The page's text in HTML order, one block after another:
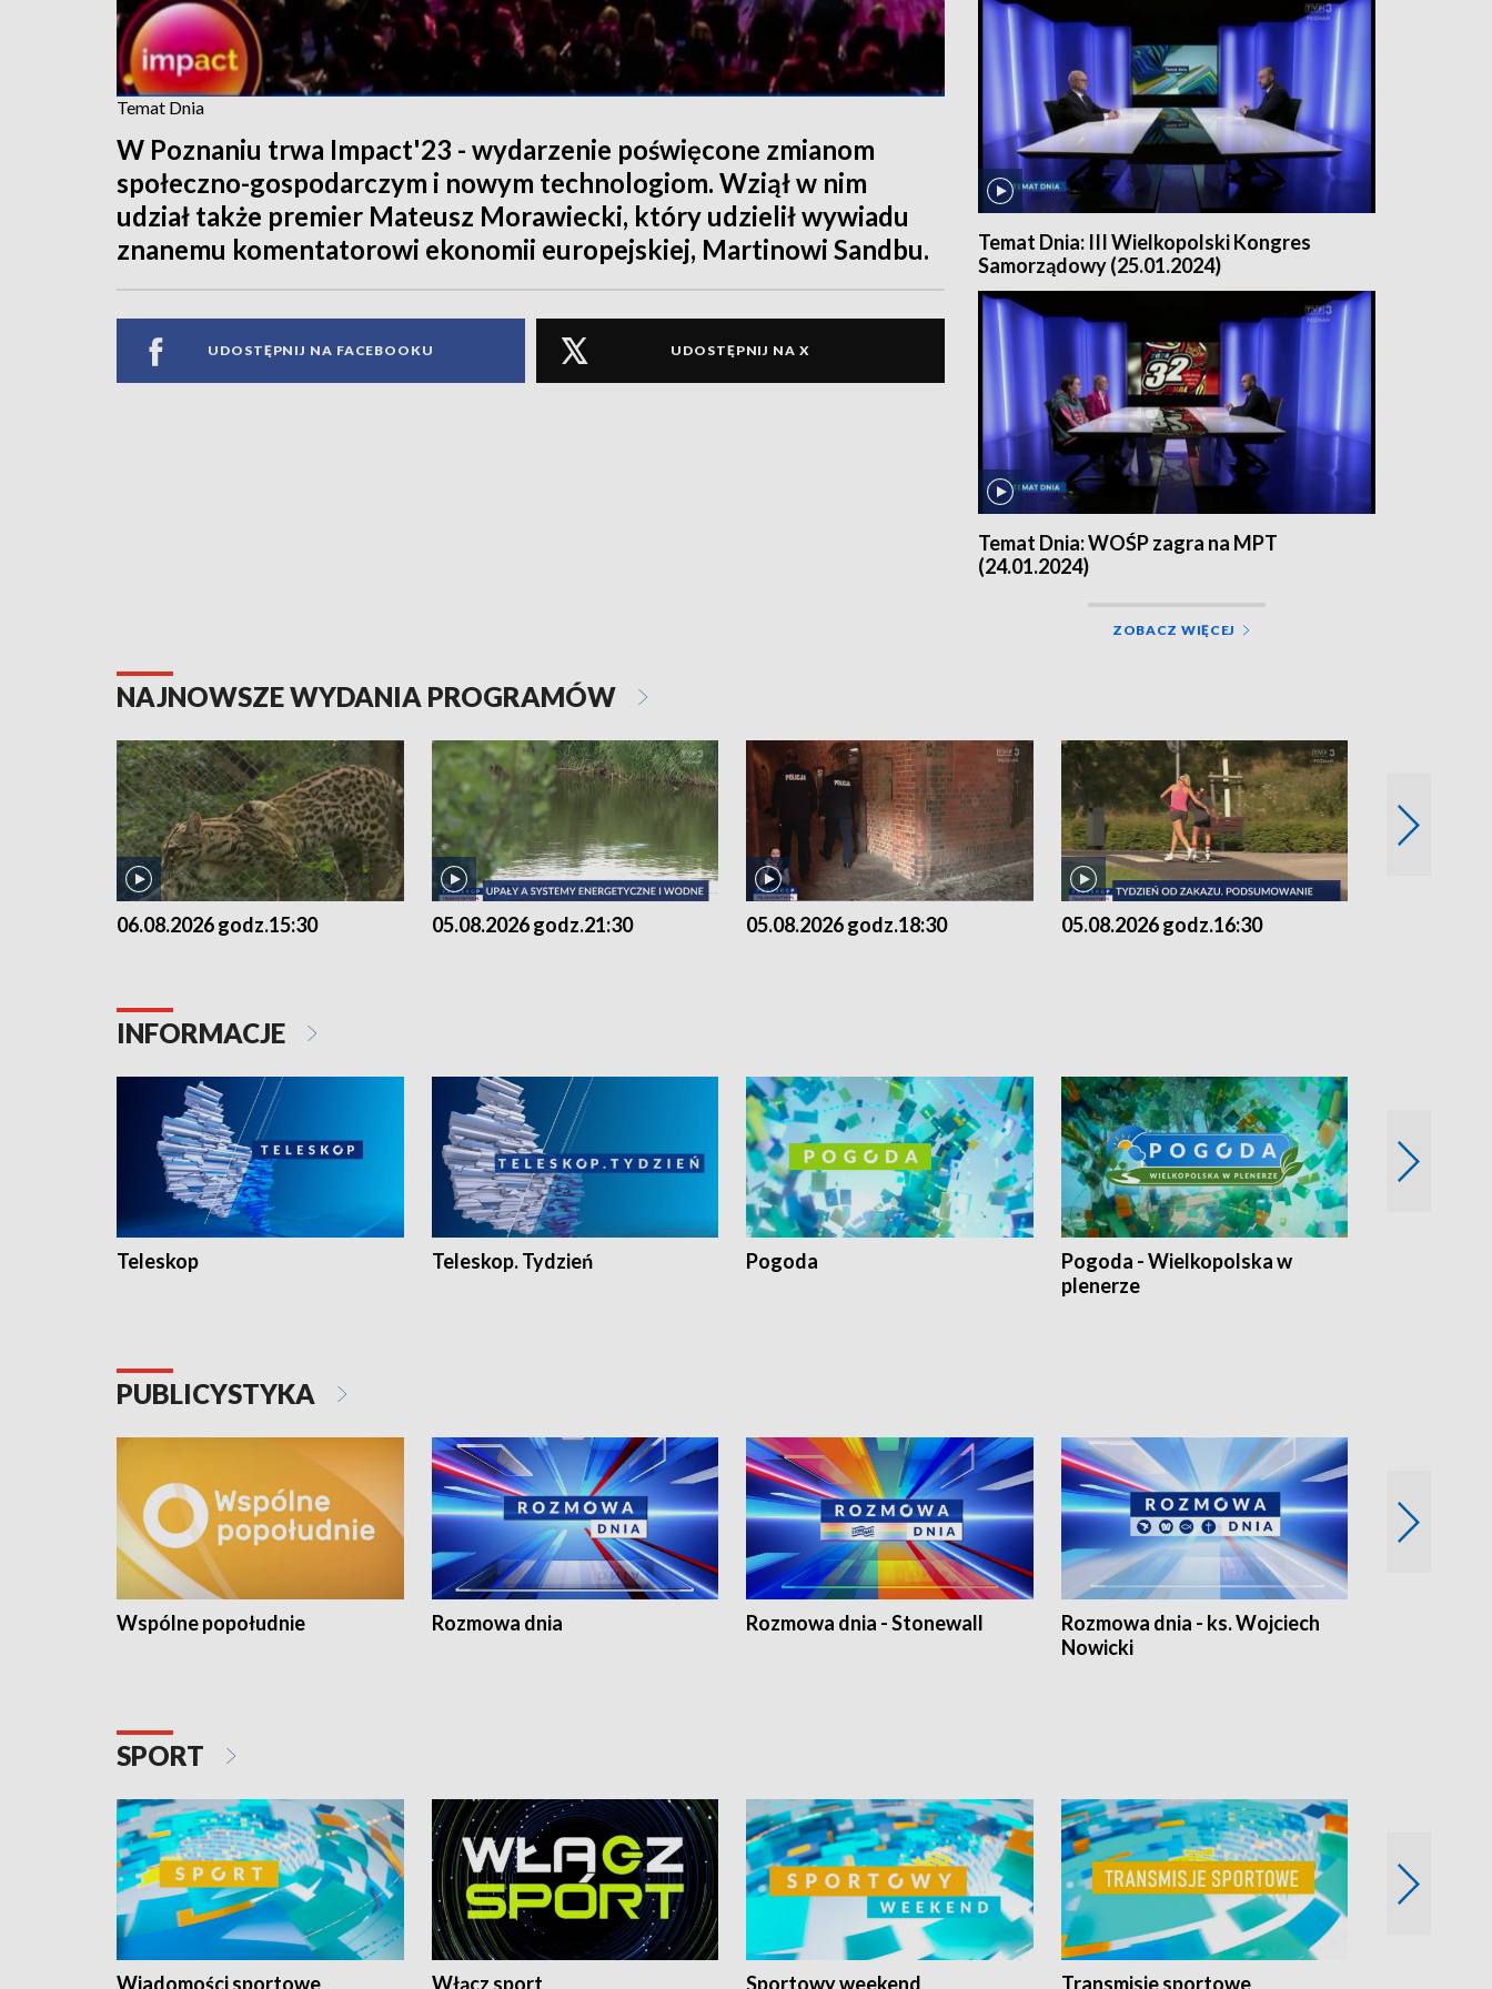
Temat Dnia
W Poznaniu trwa Impact'23 - wydarzenie poświęcone zmianom
społeczno-gospodarczym i nowym technologiom. Wziął w nim
udział także premier Mateusz Morawiecki, który udzielił wywiadu
znanemu komentatorowi ekonomii europejskiej, Martinowi Sandbu.
UDOSTĘPNIJ NA FACEBOOKU UDOSTĘPNIJ NA X
Temat Dnia: III Wielkopolski Kongres
Samorządowy (25.01.2024)
Temat Dnia: WOŚP zagra na MPT
(24.01.2024)
ZOBACZ WIĘCEJ
NAJNOWSZE WYDANIA PROGRAMÓW
06.08.2026 godz.15:30 05.08.2026 godz.21:30 05.08.2026 godz.18:30 05.08.2026 godz.16:30
INFORMACJE
Teleskop Teleskop. Tydzień Pogoda
Pogoda - Wielkopolska w
plenerze
PUBLICYSTYKA
Wspólne popołudnie Rozmowa dnia Rozmowa dnia - Stonewall
Rozmowa dnia - ks. Wojciech
Nowicki
SPORT
Wiadomości sportowe Włącz sport Sportowy weekend Transmisje sportowe